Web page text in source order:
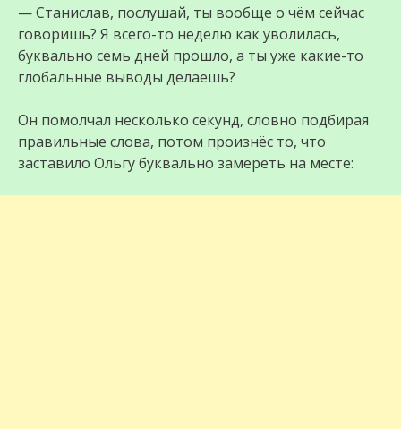
— Станислав, послушай, ты вообще о чём сейчас
говоришь? Я всего-то неделю как уволилась,
буквально семь дней прошло, а ты уже какие-то
глобальные выводы делаешь?
Он помолчал несколько секунд, словно подбирая
правильные слова, потом произнёс то, что
заставило Ольгу буквально замереть на месте: